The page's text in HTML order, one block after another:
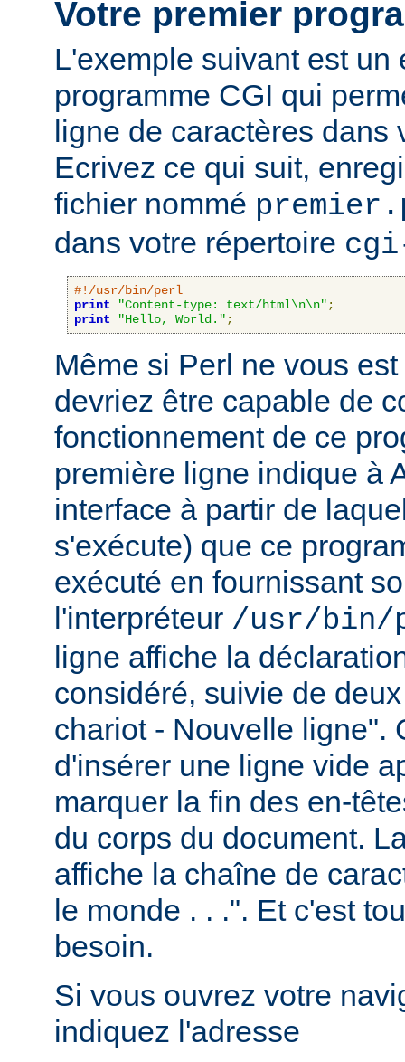
Votre premier
L'exemple suivant est un
programme CGI qui
ligne de caractères dans
Ecrivez ce qui suit,
fichier nommé
dans votre répertoire
#!/usr/bin/perl
print
"Content-type: text/html\n\n" ;
print
"Hello, World." ;
Même si Perl ne vous
devriez être capable de
fonctionnement de ce
première ligne indique à
interface à partir de
s'exécute) que ce
exécuté en fournissant
l'interpréteur /usr/bin/
ligne affiche la
considéré, suivie de
chariot - Nouvelle ligne".
d'insérer une ligne vide
marquer la fin des en-
du corps du document.
affiche la chaîne de
le monde . . .". Et c'est
besoin.
Si vous ouvrez votre
indiquez l'adresse